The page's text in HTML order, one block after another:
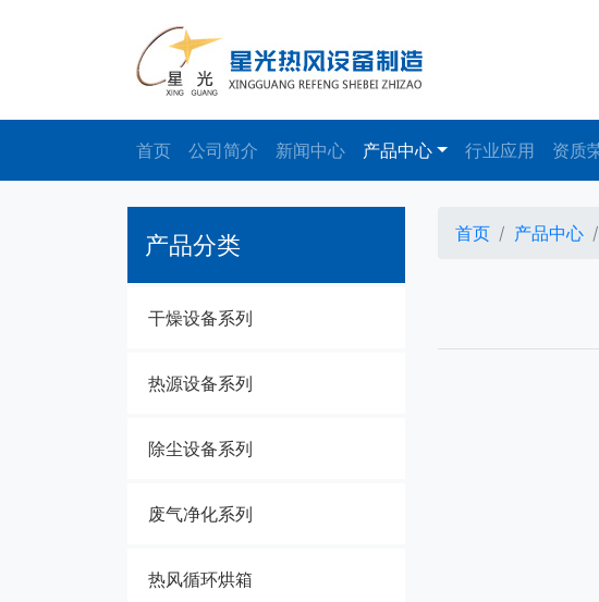
首页 公司简介 新闻中心 产品中心 行业应用 资质
产品分类
干燥设备系列
热源设备系列
除尘设备系列
废气净化系列
热风循环烘箱
首页 产品中心